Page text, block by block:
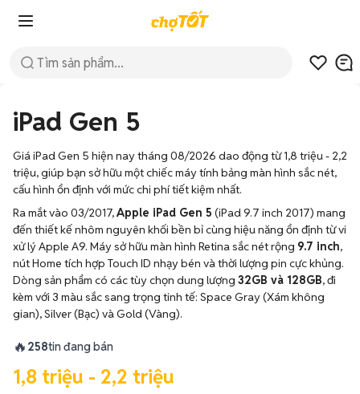
iPad Gen 5
Giá iPad Gen 5 hiện nay tháng 08/2026 dao động từ 1,8 triệu - 2,2
triệu, giúp bạn sở hữu một chiếc máy tính bảng màn hình sắc nét,
cấu hình ổn định với mức chi phí tiết kiệm nhất.
Ra mắt vào 03/2017,Apple iPad Gen 5 (iPad 9.7 inch 2017) mang
đến thiết kế nhôm nguyên khối bền bỉ cùng hiệu năng ổn định từ vi
xử lý Apple A9. Máy sở hữu màn hình Retina sắc nét rộng 9.7 inch,
nút Home tích hợp Touch ID nhạy bén và thời lượng pin cực khủng.
Dòng sản phẩm có các tùy chọn dung lượng 32GB và 128GB, đi
kèm với 3 màu sắc sang trọng tinh tế: Space Gray (Xám không
gian), Silver (Bạc) và Gold (Vàng).
🔥 258tin đang bán
1,8 triệu - 2,2 triệu